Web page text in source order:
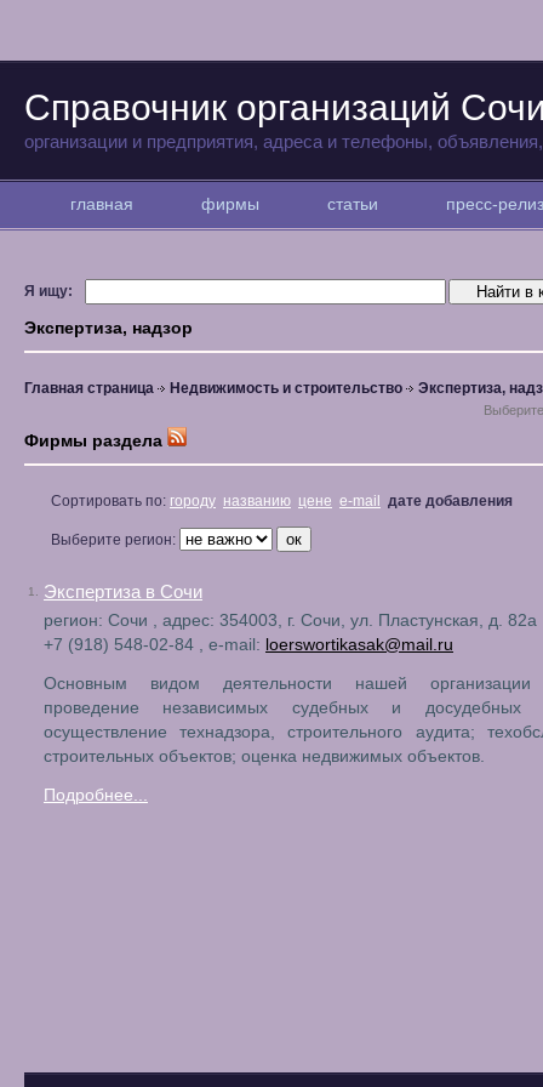
Справочник организаций
организации и предприятия, адреса и телефоны,
главная фирмы статьи пресс-
Я ищу:
Экспертиза, надзор
Главная страница Недвижимость и строительство Экспертиза,
Фирмы раздела
Сортировать по: городу названию цене e-mail дате добавления
Выберите регион:
1. Экспертиза в Сочи
регион: Сочи , адрес: 354003, г. Сочи, ул. Пластунская, д.
+7 (918) 548-02-84 , e-mail: loerswortikasak@mail.ru
Основным видом деятельности нашей организации
проведение независимых судебных и досудебных
осуществление технадзора, строительного аудита;
строительных объектов; оценка недвижимых объектов.
Подробнее...